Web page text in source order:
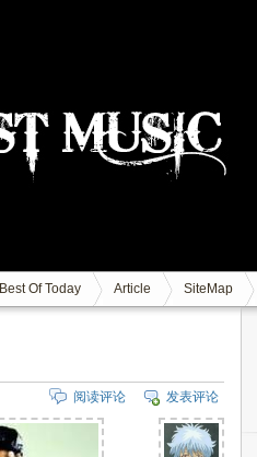
Best Of Today Article SiteMap
发表评论
阅读评论